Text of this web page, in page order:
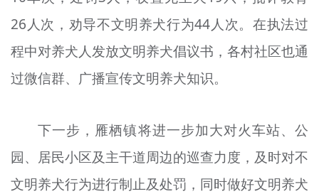
26人次，劝导不文明养犬行为44人次。在执法过
程中对养犬人发放文明养犬倡议书，各村社区也通
过微信群、广播宣传文明养犬知识。
下一步，雁栖镇将进一步加大对火车站、公
园、居民小区及主干道周边的巡查力度，及时对不
文明养犬行为进行制止及处罚，同时做好文明养犬